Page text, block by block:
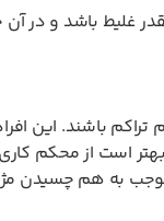
باشد و در آن
باشند. این
بهتر است از محکم
موجب به هم چسیدن